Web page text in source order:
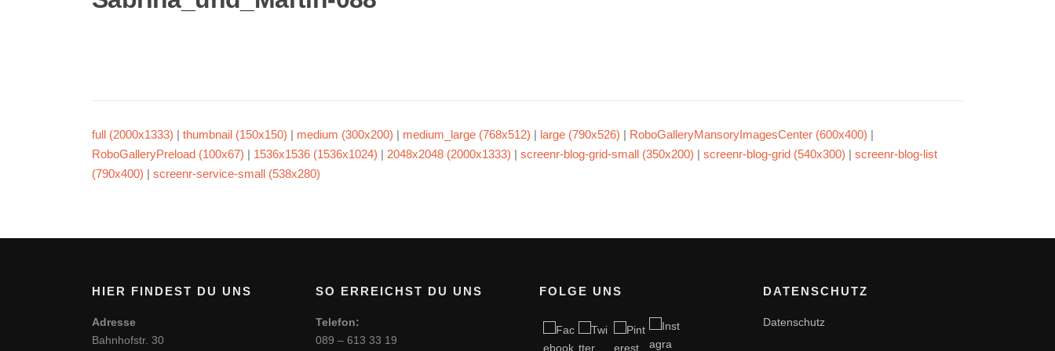
full (2000x1333) | thumbnail (150x150) | medium (300x200) | medium_large (768x512) | large (790x526) | RoboGalleryMansoryImagesCenter (600x400) |
RoboGalleryPreload (100x67) | 1536x1536 (1536x1024) | 2048x2048 (2000x1333) | screenr-blog-grid-small (350x200) | screenr-blog-grid (540x300) | screenr-blog-list
(790x400) | screenr-service-small (538x280)
HIER FINDEST DU UNS
Adresse
Bahnhofstr. 30
SO ERREICHST DU UNS
Telefon:
089 – 613 33 19
FOLGE UNS DATENSCHUTZ
Datenschutz